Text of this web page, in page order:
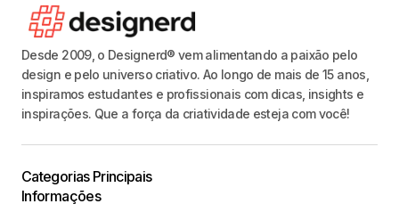
Desde 2009, o Designerd® vem alimentando a paixão pelo
design e pelo universo criativo. Ao longo de mais de 15 anos,
inspiramos estudantes e profissionais com dicas, insights e
inspirações. Que a força da criatividade esteja com você!
Categorias Principais
Informações